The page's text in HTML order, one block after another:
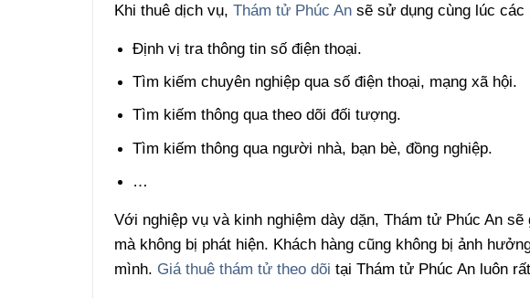
Khi thuê dịch vụ,Thám tử Phúc An sẽ sử dụng cùng lúc
Định vị tra thông tin số điện thoại.
Tìm kiếm chuyên nghiệp qua số điện thoại, mạng xã hội.
Tìm kiếm thông qua theo dõi đối tượng.
Tìm kiếm thông qua người nhà, bạn bè, đồng nghiệp.
…
Với nghiệp vụ và kinh nghiệm dày dặn, Thám tử Phúc An
mà không bị phát hiện. Khách hàng cũng không bị ảnh
mình. Giá thuê thám tử theo dõi tại Thám tử Phúc An luôn